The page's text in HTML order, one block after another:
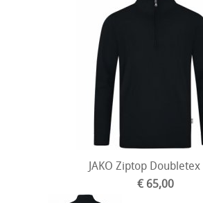
JAKO Ziptop
€ 65,00